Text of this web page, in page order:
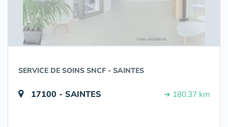
SERVICE DE SOINS SNCF - SAINTES
17100 - SAINTES ➔ 180.37 km